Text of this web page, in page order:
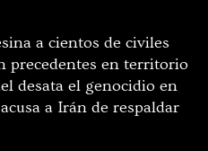
a cientos de civiles
precedentes en territorio
desata el genocidio en
a Irán de respaldar